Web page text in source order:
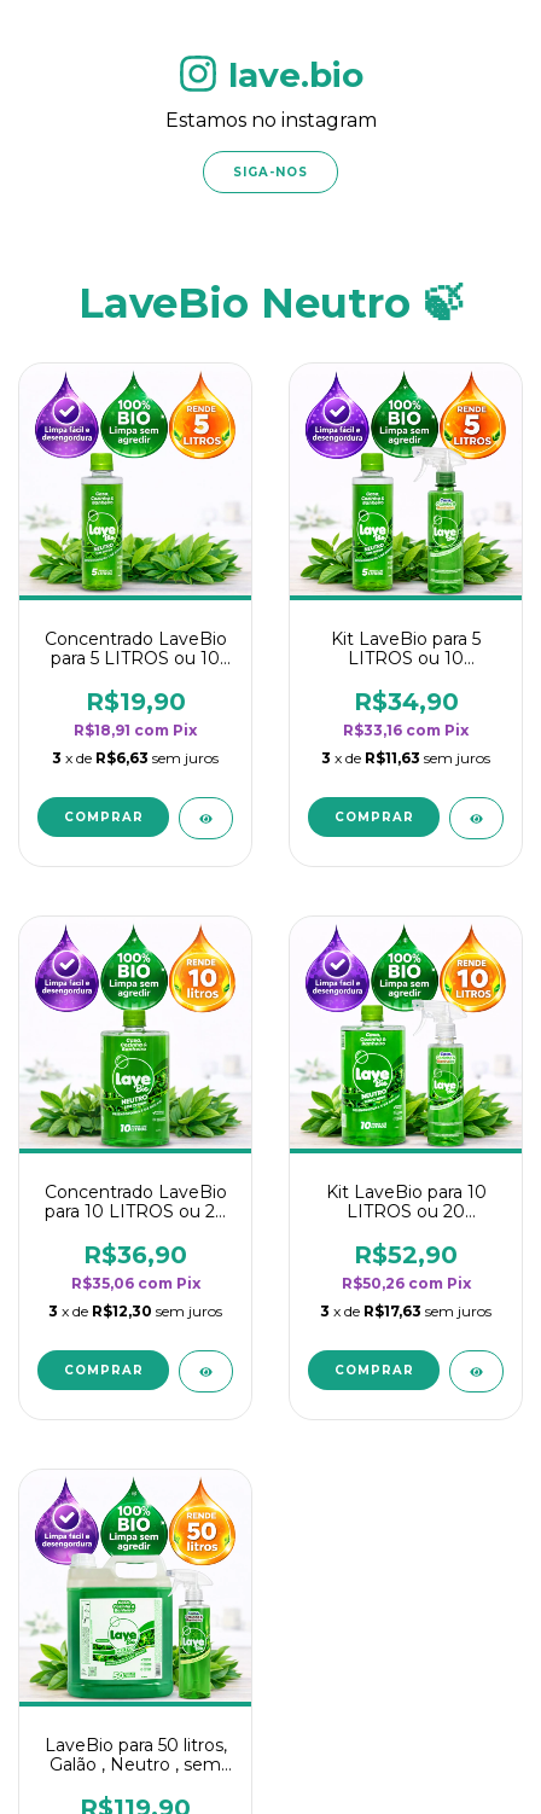
lave.bio
Estamos no instagram
SIGA-NOS
LaveBio Neutro 🍃
Concentrado LaveBio
para 5 LITROS ou 10
rendimento da
categoria - Neutro
R$19,90
R$18,91 com Pix
3 x de R$6,63 sem juros
Kit LaveBio para 5
LITROS ou 10
rendimento da
categoria - Neutro
R$34,90
R$33,16 com Pix
3 x de R$11,63 sem juros
Concentrado LaveBio
para 10 LITROS ou 20
rendimento da
categoria - Neutro
R$36,90
R$35,06 com Pix
3 x de R$12,30 sem juros
Kit LaveBio para 10
LITROS ou 20
rendimento da
categoria - Neutro
R$52,90
R$50,26 com Pix
3 x de R$17,63 sem juros
LaveBio para 50 litros,
Galão , Neutro , sem